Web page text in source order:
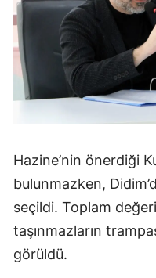
Hazine’nin önerdiği
bulunmazken,
seçildi. Toplam
taşınmazların
görüldü.